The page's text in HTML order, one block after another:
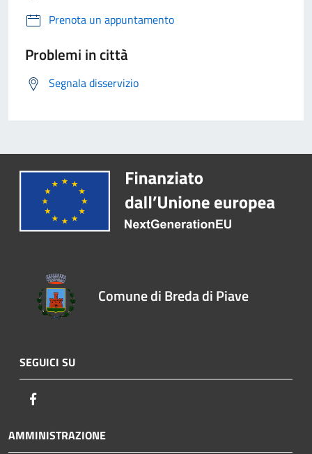
Prenota un appuntamento
Problemi in città
Segnala disservizio
Comune di Breda di Piave
SEGUICI SU
AMMINISTRAZIONE